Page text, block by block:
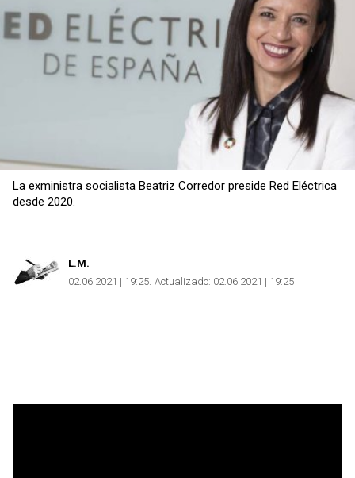
Copiar
La exministra socialista Beatriz Corredor preside Red Eléctrica
desde 2020.
L.M.
02.06.2021 | 19:25 Actualizado: 02.06.2021 | 19:25